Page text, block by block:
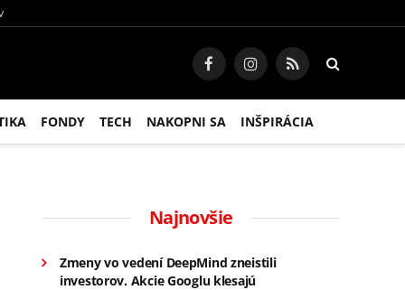
FacebookInstagram
RSS
FONDY TECH NAKOPNI SA INŠPIRÁCIA
Najnovšie
Zmeny vo vedení DeepMind zneistili
investorov. Akcie Googlu klesajú